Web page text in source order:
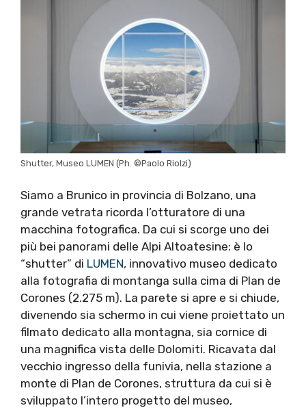
Shutter, Museo LUMEN (Ph. ©Paolo Riolzi)
Siamo a Brunico in provincia di Bolzano, una
grande vetrata ricorda l’otturatore di una
macchina fotografica. Da cui si scorge uno dei
più bei panorami delle Alpi Altoatesine: è lo
“shutter” di LUMEN, innovativo museo dedicato
alla fotografia di montanga sulla cima di Plan de
Corones (2.275 m). La parete si apre e si chiude,
divenendo sia schermo in cui viene proiettato un
filmato dedicato alla montagna, sia cornice di
una magnifica vista delle Dolomiti. Ricavata dal
vecchio ingresso della funivia, nella stazione a
monte di Plan de Corones, struttura da cui si è
sviluppato l’intero progetto del museo,